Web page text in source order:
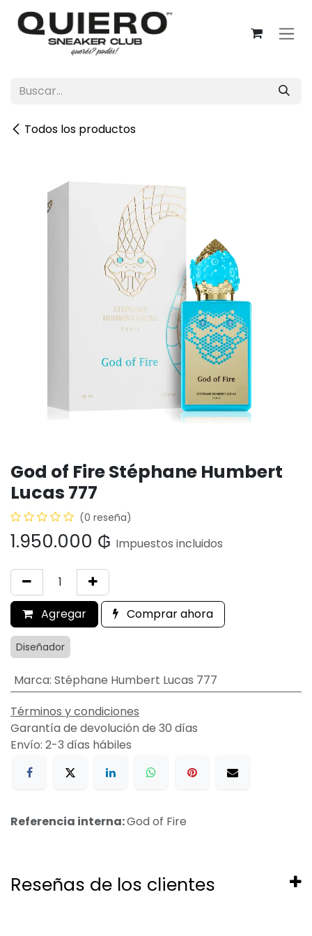
Ir al contenido
Todos los productos
God of Fire Stéphane Humbert
Lucas 777
(0 reseña)
1.950.000 ₲ Impuestos incluidos
Agregar Comprar ahora
Diseñador
Marca: Stéphane Humbert Lucas 777
Términos y condiciones
Garantía de devolución de 30 días
Envío: 2-3 días hábiles
Referencia interna:God of Fire
Reseñas de los clientes